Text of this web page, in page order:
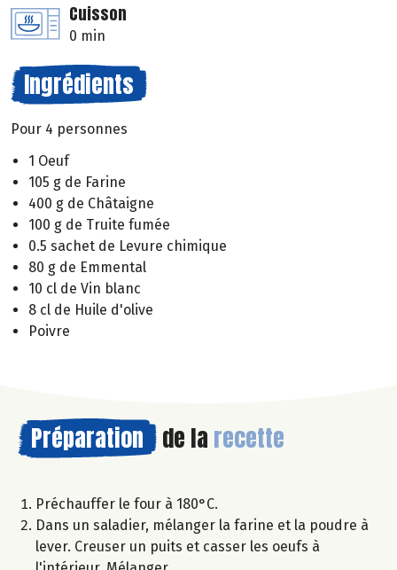
Cuisson
0 min
Ingrédients
Pour 4 personnes
1 Oeuf
105 g de Farine
400 g de Châtaigne
100 g de Truite fumée
0.5 sachet de Levure chimique
80 g de Emmental
10 cl de Vin blanc
8 cl de Huile d'olive
Poivre
Préparation de la recette
Préchauffer le four à 180°C.
Dans un saladier, mélanger la farine et la poudre à
lever. Creuser un puits et casser les oeufs à